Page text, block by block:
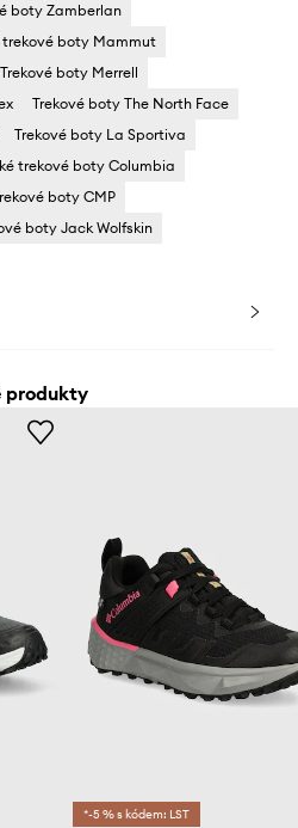
boty Zamberlan
trekové boty Mammut
Trekové boty Merrell
Trekové boty The North Face
Trekové boty La Sportiva
trekové boty Columbia
boty CMP
boty Jack Wolfskin
produkty
*-5 % s kódem: LST